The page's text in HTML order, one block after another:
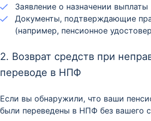
Заявление о назначении выплаты​
Документы, подтверждающие
(например, пенсионное
2. Возврат средств при
переводе в НПФ
Если вы обнаружили, что ваши
были переведены в НПФ без вашего